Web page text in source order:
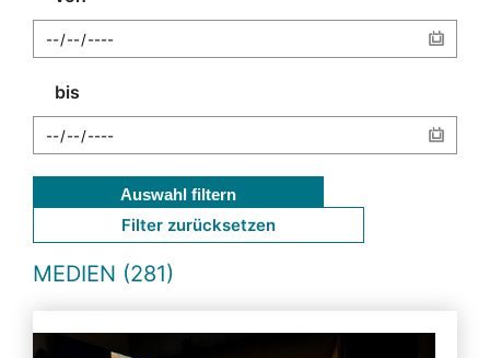
bis
Auswahl filtern
Filter zurücksetzen
MEDIEN (281)